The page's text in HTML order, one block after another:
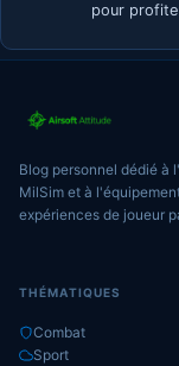
pour
Blog personnel dédié à
MilSim et à
expériences de joueur
THÉMATIQUES
Combat
Sport